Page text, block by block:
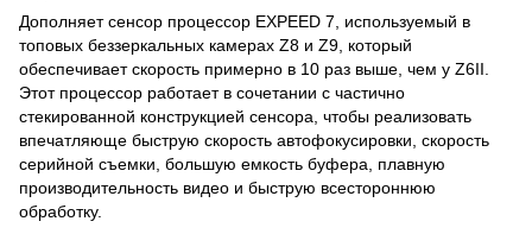
Дополняет сенсор процессор EXPEED 7, используемый в
топовых беззеркальных камерах Z8 и Z9, который
обеспечивает скорость примерно в 10 раз выше, чем у Z6II.
Этот процессор работает в сочетании с частично
стекированной конструкцией сенсора, чтобы реализовать
впечатляюще быструю скорость автофокусировки, скорость
серийной съемки, большую емкость буфера, плавную
производительность видео и быструю всестороннюю
обработку.